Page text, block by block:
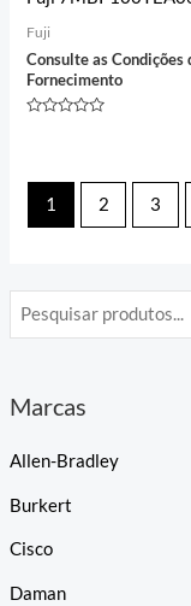
Marcas
Allen-Bradley
Burkert
Cisco
Daman
Fuji
Consulte as Condições
Fornecimento
1 2 3